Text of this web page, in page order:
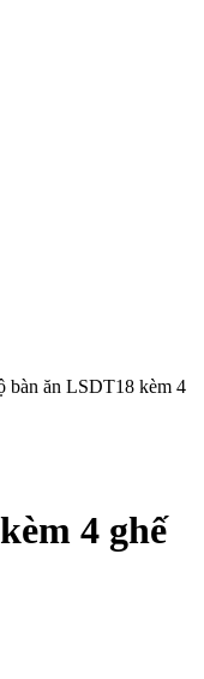
bàn ăn LSDT18 kèm 4
4 ghế